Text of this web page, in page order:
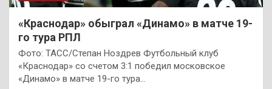
«Краснодар» обыграл «Динамо» в матче 19-
го тура РПЛ
Фото: ТАСС/Степан Ноздрев Футбольный клуб
«Краснодар» со счетом 3:1 победил московское
«Динамо» в матче 19-го тура…